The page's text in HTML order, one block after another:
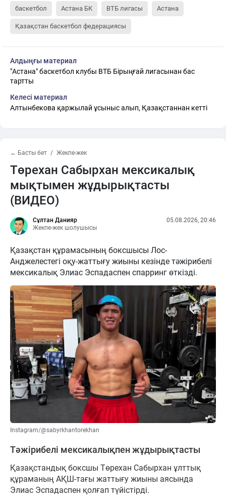
баскетбол Астана БК ВТБ лигасы Астана
Қазақстан баскетбол федерациясы
Алдыңғы материал
"Астана" баскетбол клубы ВТБ Бірыңғай лигасынан бас
тартты
Келесі материал
Алтынбекова қаржылай ұсыныс алып, Қазақстаннан кетті
← Басты бет Жекпе-жек
Төрехан Сабырхан мексикалық
мықтымен жұдырықтасты
(ВИДЕО)
Сұлтан Данияр
Жекпе-жек шолушысы
05.08.2026, 20:46
Қазақстан құрамасының боксшысы Лос-
Анджелестегі оқу-жаттығу жиыны кезінде тәжірибелі
мексикалық Элиас Эспадаспен спарринг өткізді.
Instagram/@sabyrkhantorekhan
Тәжірибелі мексикалықпен жұдырықтасты
Қазақстандық боксшы Төрехан Сабырхан ұлттық
құраманың АҚШ-тағы жаттығу жиыны аясында
Элиас Эспадаспен қолғап түйістірді.